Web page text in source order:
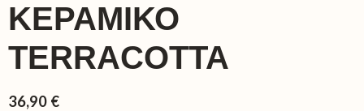
ΚΕΡΑΜΙΚΟ
TERRACOTTA
36,90 €